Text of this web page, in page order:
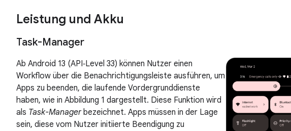
Leistung und Akku
Task-Manager
Ab Android 13 (API‑Level 33) können Nutzer einen
Workflow über die Benachrichtigungsleiste ausführen, um
Apps zu beenden, die laufende Vordergrunddienste
haben, wie in Abbildung 1 dargestellt. Diese Funktion wird
als Task-Managerbezeichnet. Apps müssen in der Lage
sein, diese vom Nutzer initiierte Beendigung zu